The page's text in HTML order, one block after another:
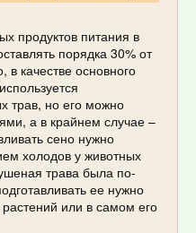
продуктов питания в
порядка 30% от
качестве основного
трав, но его можно
а в крайнем случае –
сено нужно
холодов у животных
трава была по-
ее нужно
или в самом его